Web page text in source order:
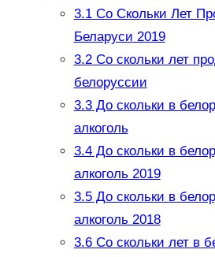
3.1Со Скольки Лет
Беларуси 2019
3.2Со скольки лет
белоруссии
3.3До скольки в
алкоголь
3.4До скольки в
алкоголь 2019
3.5До скольки в
алкоголь 2018
3.6Со скольки лет в